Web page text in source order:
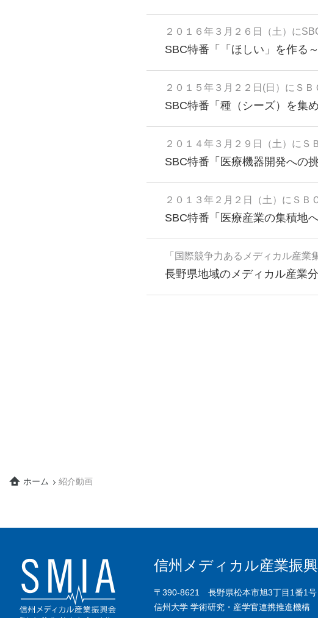
２０１６年３月２６日（土）に
SBC特番「「ほしい」を作る
２０１５年３月２２日(日）にＳ
SBC特番「種（シーズ）を集
２０１４年３月２９日（土）にＳ
SBC特番「医療機器開発への
２０１３年２月２日（土）にＳＢ
SBC特番「医療産業の集積地
「国際競争力あるメディカル産
長野県地域のメディカル産業
ホーム 紹介動画
信州メディカル産業振
〒390-8621 長野県松本市旭3丁目1番1号
信州大学 学術研究・産学官連携推進機構